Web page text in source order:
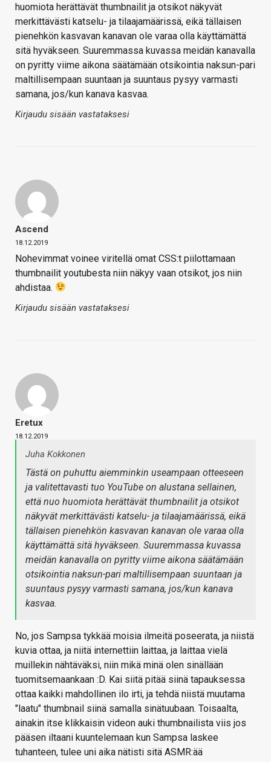
huomiota herättävät thumbnailit ja otsikot näkyvät
merkittävästi katselu- ja tilaajamäärissä, eikä tällaisen
pienehkön kasvavan kanavan ole varaa olla käyttämättä
sitä hyväkseen. Suuremmassa kuvassa meidän kanavalla
on pyritty viime aikona säätämään otsikointia naksun-pari
maltillisempaan suuntaan ja suuntaus pysyy varmasti
samana, jos/kun kanava kasvaa.
Kirjaudu sisään vastataksesi
Ascend
18.12.2019
Nohevimmat voinee viritellä omat CSS:t piilottamaan
thumbnailit youtubesta niin näkyy vaan otsikot, jos niin
ahdistaa.
Kirjaudu sisään vastataksesi
Eretux
18.12.2019
Juha Kokkonen
Tästä on puhuttu aiemminkin useampaan otteeseen
ja valitettavasti tuo YouTube on alustana sellainen,
että nuo huomiota herättävät thumbnailit ja otsikot
näkyvät merkittävästi katselu- ja tilaajamäärissä, eikä
tällaisen pienehkön kasvavan kanavan ole varaa olla
käyttämättä sitä hyväkseen. Suuremmassa kuvassa
meidän kanavalla on pyritty viime aikona säätämään
otsikointia naksun-pari maltillisempaan suuntaan ja
suuntaus pysyy varmasti samana, jos/kun kanava
kasvaa.
No, jos Sampsa tykkää moisia ilmeitä poseerata, ja niistä
kuvia ottaa, ja niitä internettiin laittaa, ja laittaa vielä
muillekin nähtäväksi, niin mikä minä olen sinällään
tuomitsemaankaan :D. Kai siitä pitää siinä tapauksessa
ottaa kaikki mahdollinen ilo irti, ja tehdä niistä muutama
"laatu" thumbnail siinä samalla sinätuubaan. Toisaalta,
ainakin itse klikkaisin videon auki thumbnailista viis jos
pääsen iltaani kuuntelemaan kun Sampsa laskee
tuhanteen, tulee uni aika nätisti sitä ASMR:ää